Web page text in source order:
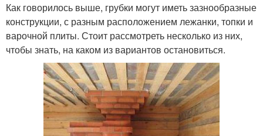
Как говорилось выше, грубки могут иметь зазнообразные
конструкции, с разным расположением лежанки, топки и
варочной плиты. Стоит рассмотреть несколько из них,
чтобы знать, на каком из вариантов остановиться.